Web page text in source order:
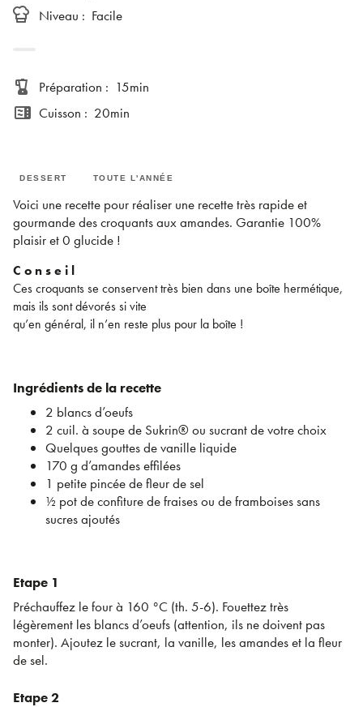
Niveau : Facile
blender Préparation : 15min
microwave Cuisson : 20min
DESSERT TOUTE L'ANNÉE
Voici une recette pour réaliser une recette très rapide et
gourmande des croquants aux amandes. Garantie 100%
plaisir et 0 glucide !
C o n s e i l
Ces croquants se conservent très bien dans une boîte hermétique,
mais ils sont dévorés si vite
qu’en général, il n’en reste plus pour la boîte !
Ingrédients de la recette
2 blancs d’oeufs
2 cuil. à soupe de Sukrin® ou sucrant de votre choix
Quelques gouttes de vanille liquide
170 g d’amandes effilées
1 petite pincée de fleur de sel
½ pot de confiture de fraises ou de framboises sans
sucres ajoutés
Etape 1
Préchauffez le four à 160 °C (th. 5-6). Fouettez très
légèrement les blancs d’oeufs (attention, ils ne doivent pas
monter). Ajoutez le sucrant, la vanille, les amandes et la fleur
de sel.
Etape 2